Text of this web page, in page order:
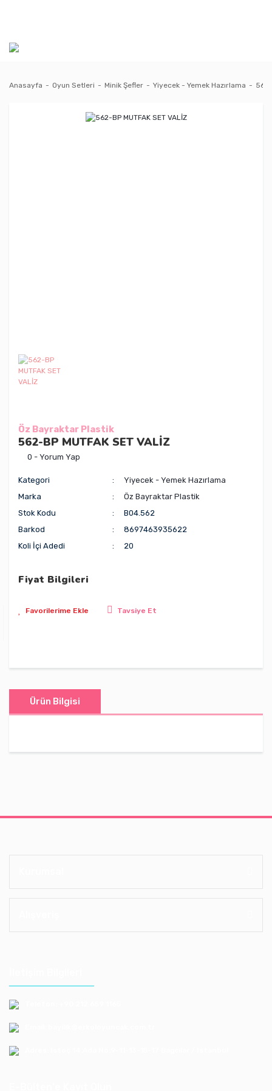
Anasayfa Oyun Setleri Minik Şefler Yiyecek - Yemek Hazırlama 562-
Öz Bayraktar Plastik
562-BP MUTFAK SET VALİZ
0 - Yorum Yap
Kategori
Yiyecek - Yemek Hazırlama
Marka
Öz Bayraktar Plastik
Stok Kodu
B04.562
Barkod
8697463935622
Koli İçi Adedi
20
Fiyat Bilgileri
Tavsiye Et
Ürün Bilgisi